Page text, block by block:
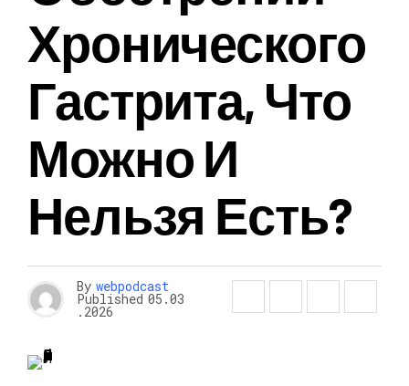
Хронического
Гастрита, Что
Можно И
Нельзя Есть?
By webpodcast
Published 05.03
.2026